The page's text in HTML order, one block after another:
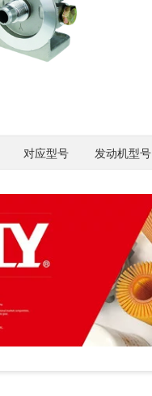
对应型号 发动机型号